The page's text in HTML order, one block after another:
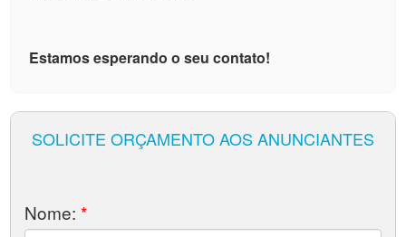
Estamos esperando o seu contato!